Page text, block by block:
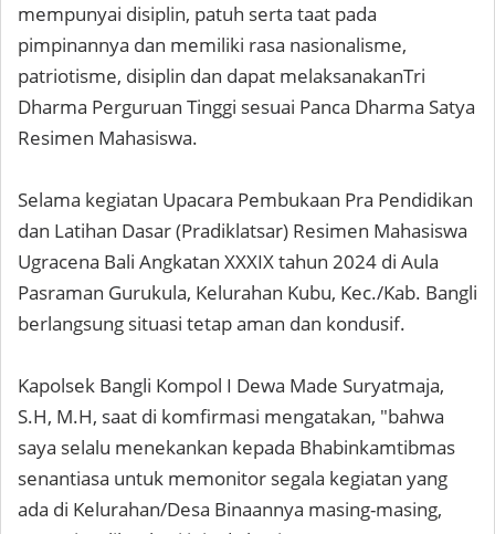
mempunyai disiplin, patuh serta taat pada
pimpinannya dan memiliki rasa nasionalisme,
patriotisme, disiplin dan dapat melaksanakanTri
Dharma Perguruan Tinggi sesuai Panca Dharma Satya
Resimen Mahasiswa.
Selama kegiatan Upacara Pembukaan Pra Pendidikan
dan Latihan Dasar (Pradiklatsar) Resimen Mahasiswa
Ugracena Bali Angkatan XXXIX tahun 2024 di Aula
Pasraman Gurukula, Kelurahan Kubu, Kec./Kab. Bangli
berlangsung situasi tetap aman dan kondusif.
Kapolsek Bangli Kompol I Dewa Made Suryatmaja,
S.H, M.H, saat di komfirmasi mengatakan, "bahwa
saya selalu menekankan kepada Bhabinkamtibmas
senantiasa untuk memonitor segala kegiatan yang
ada di Kelurahan/Desa Binaannya masing-masing,